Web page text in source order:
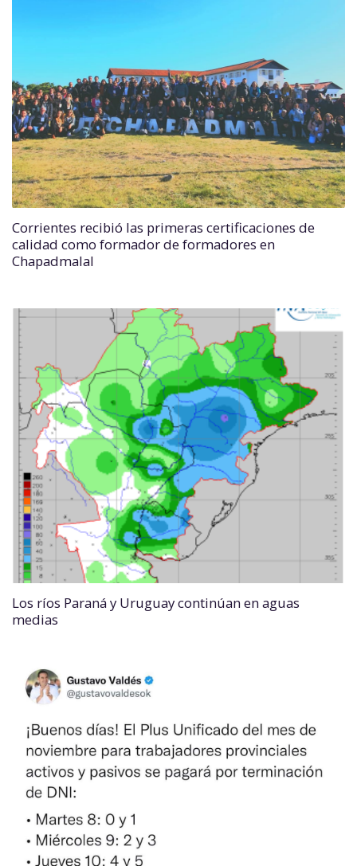
Corrientes recibió las primeras certificaciones de
calidad como formador de formadores en
Chapadmalal
Los ríos Paraná y Uruguay continúan en aguas
medias